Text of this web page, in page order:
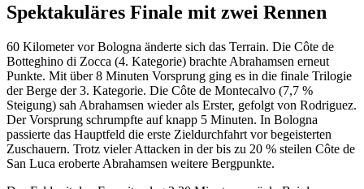
Spektakuläres Finale mit zwei Rennen
60 Kilometer vor Bologna änderte sich das Terrain. Die Côte de
Botteghino di Zocca (4. Kategorie) brachte Abrahamsen erneut
Punkte. Mit über 8 Minuten Vorsprung ging es in die finale Trilogie
der Berge der 3. Kategorie. Die Côte de Montecalvo (7,7 %
Steigung) sah Abrahamsen wieder als Erster, gefolgt von Rodriguez.
Der Vorsprung schrumpfte auf knapp 5 Minuten. In Bologna
passierte das Hauptfeld die erste Zieldurchfahrt vor begeisterten
Zuschauern. Trotz vieler Attacken in der bis zu 20 % steilen Côte de
San Luca eroberte Abrahamsen weitere Bergpunkte.